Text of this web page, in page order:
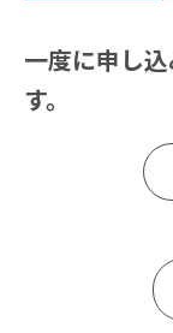
一度に申し
す。